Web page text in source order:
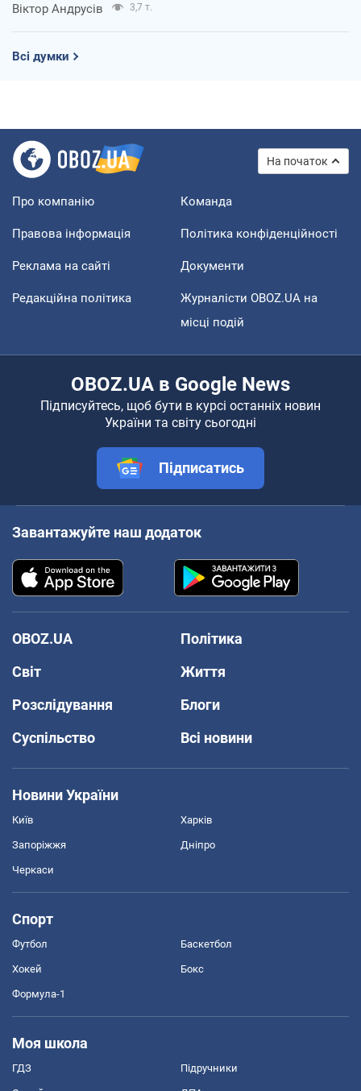
Віктор Андрусів 3,7 т.
Всі думки
На початок
Про компанію Команда
Правова інформація Політика конфіденційності
Реклама на сайті Документи
Редакційна політика
Журналісти OBOZ.UA на
місці подій
OBOZ.UA в Google News
Підписуйтесь, щоб бути в курсі останніх новин
України та світу сьогодні
Підписатись
Завантажуйте наш додаток
OBOZ.UA
Політика
Світ
Життя
Розслідування
Блоги
Суспільство
Всі новини
Новини України
Київ Харків
Запоріжжя Дніпро
Черкаси
Спорт
Футбол Баскетбол
Хокей Бокс
Формула-1
Моя школа
ГДЗ Підручники